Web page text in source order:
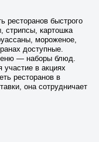
ресторанов быстрого
стрипсы, картошка
мороженое,
доступные.
— наборы блюд.
участие в акциях
ресторанов в
она сотрудничает